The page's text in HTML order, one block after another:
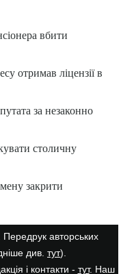
вбити
отримав ліцензії в
за незаконно
столичну
закрити
авторських
див. тут).
і контакти - тут. Наш